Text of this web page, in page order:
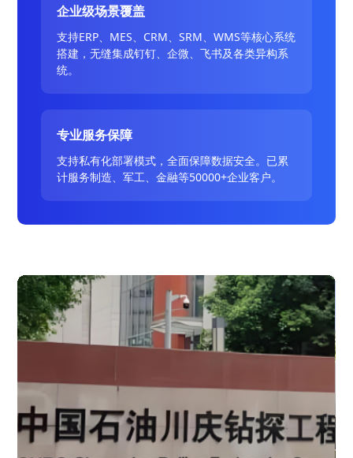
企业级场景覆盖
支持ERP、MES、CRM、SRM、WMS等核心系统
搭建，无缝集成钉钉、企微、飞书及各类异构系
统。
专业服务保障
支持私有化部署模式，全面保障数据安全。已累
计服务制造、军工、金融等50000+企业客户。